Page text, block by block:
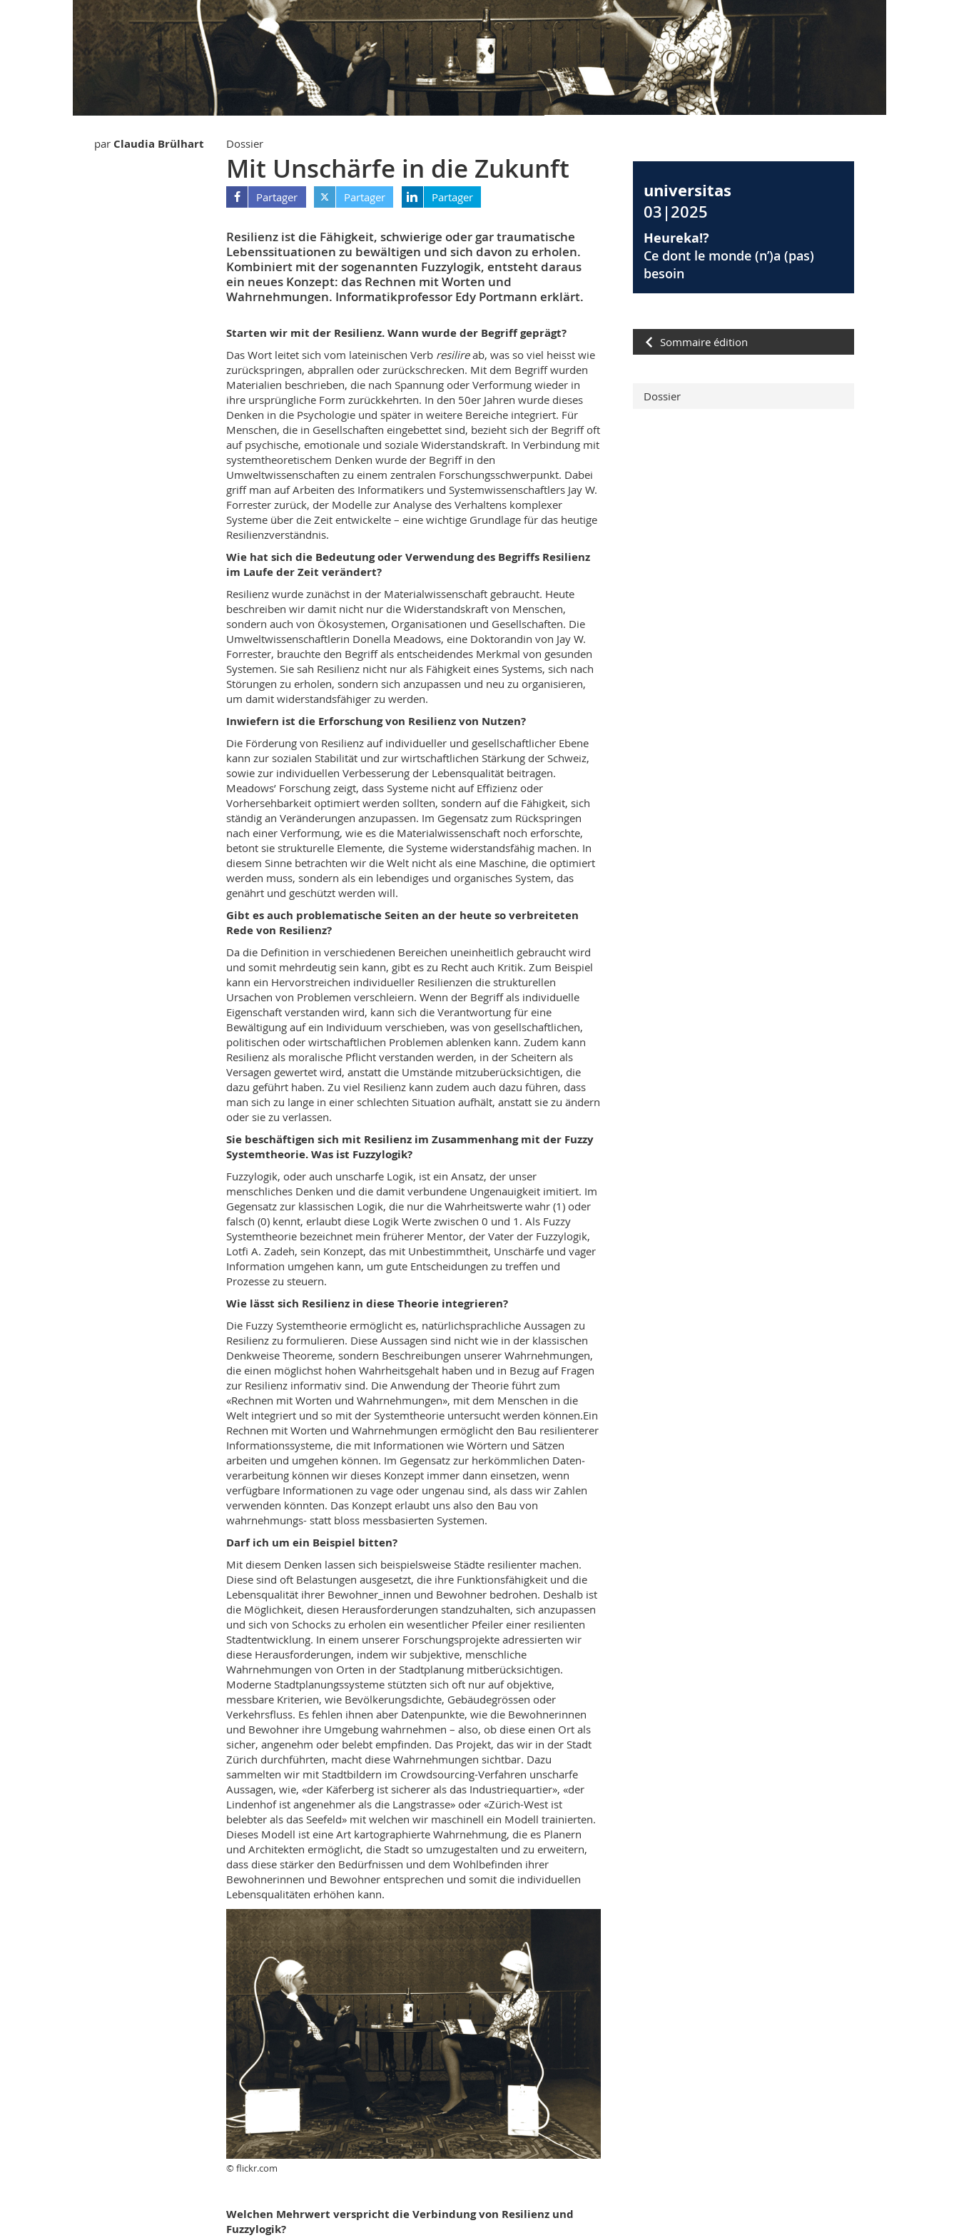
par Claudia Brülhart Dossier
Mit Unschärfe in die Zukunft
Partager Partager Partager
Resilienz ist die Fähigkeit, schwierige oder gar traumatische
Lebens­situationen zu bewältigen und sich davon zu erholen.
Kombiniert mit der sogenannten Fuzzylogik, entsteht daraus
ein neues Konzept: das Rechnen mit Worten und
Wahrnehmungen. Informatikprofessor Edy Portmann erklärt.
Starten wir mit der Resilienz. Wann wurde der Begriff geprägt?
Das Wort leitet sich vom lateinischen Verb resilireab, was so viel heisst wie
zurückspringen, abprallen oder zurückschrecken. Mit dem Begriff wurden
Materialien beschrieben, die nach Spannung oder Verformung wieder in
ihre ursprüngliche Form zurückkehrten. In den 50er Jahren wurde dieses
Denken in die Psychologie und später in weitere Bereiche integriert. Für
Menschen, die in Gesellschaften eingebettet sind, bezieht sich der Begriff oft
auf psychische, emotionale und soziale Widerstandskraft. In Verbindung mit
systemtheoretischem Denken wurde der Begriff in den
Umweltwissenschaften zu einem zentralen Forschungsschwerpunkt. Dabei
griff man auf Arbeiten des Informatikers und Systemwissenschaftlers Jay W.
Forrester zurück, der Modelle zur Analyse des Verhaltens komplexer
Systeme über die Zeit entwickelte – eine wichtige Grundlage für das heutige
Resilienzverständnis.
Wie hat sich die Bedeutung oder Verwendung des Begriffs Resilienz
im Laufe der Zeit verändert?
Resilienz wurde zunächst in der Materialwissenschaft gebraucht. Heute
beschreiben wir damit nicht nur die Widerstandskraft von Menschen,
sondern auch von Ökosystemen, Organisationen und Gesellschaften. Die
Umweltwissenschaftlerin Donella Meadows, eine Doktorandin von Jay W.
Forrester, brauchte den Begriff als entscheidendes Merkmal von gesunden
Systemen. Sie sah Resilienz nicht nur als Fähigkeit eines Systems, sich nach
Störungen zu erholen, sondern sich anzupassen und neu zu organisieren,
um damit widerstandsfähiger zu werden.
Inwiefern ist die Erforschung von Resilienz von Nutzen?
Die Förderung von Resilienz auf individueller und gesellschaftlicher Ebene
kann zur sozialen Stabilität und zur wirtschaftlichen Stärkung der Schweiz,
sowie zur individuellen Verbesserung der Lebensqualität beitragen.
Meadows’ Forschung zeigt, dass Systeme nicht auf Effizienz oder
Vorhersehbarkeit optimiert werden sollten, sondern auf die Fähigkeit, sich
ständig an Veränderungen anzupassen. Im Gegensatz zum Rückspringen
nach einer Verformung, wie es die Materialwissenschaft noch erforschte,
betont sie strukturelle Elemente, die Systeme widerstandsfähig machen. In
diesem Sinne betrachten wir die Welt nicht als eine Maschine, die optimiert
werden muss, sondern als ein lebendiges und organisches System, das
genährt und geschützt werden will.
Gibt es auch problematische Seiten an der heute so verbreiteten
Rede von Resilienz?
Da die Definition in verschiedenen Bereichen uneinheitlich gebraucht wird
und somit mehrdeutig sein kann, gibt es zu Recht auch Kritik. Zum Beispiel
kann ein Hervorstreichen individueller Resilienzen die strukturellen
Ursachen von Problemen verschleiern. Wenn der Begriff als individuelle
Eigenschaft verstanden wird, kann sich die Verantwortung für eine
Bewältigung auf ein Individuum verschieben, was von gesellschaftlichen,
politischen oder wirtschaftlichen Problemen ablenken kann. Zudem kann
Resilienz als moralische Pflicht verstanden werden, in der Scheitern als
Versagen gewertet wird, anstatt die Umstände mitzuberücksichtigen, die
dazu geführt haben. Zu viel Resilienz kann zudem auch dazu führen, dass
man sich zu lange in einer schlechten Situation aufhält, anstatt sie zu ändern
oder sie zu verlassen.
Sie beschäftigen sich mit Resilienz im Zusammenhang mit der Fuzzy
Systemtheorie. Was ist Fuzzylogik?
Fuzzylogik, oder auch unscharfe Logik, ist ein Ansatz, der unser
menschliches Denken und die damit verbundene Ungenauigkeit imitiert. Im
Gegensatz zur klassischen Logik, die nur die Wahrheitswerte wahr (1) oder
falsch (0) kennt, erlaubt diese Logik Werte zwischen 0 und 1. Als Fuzzy
Systemtheorie bezeichnet mein früherer Mentor, der Vater der Fuzzylogik,
Lotfi A. Zadeh, sein Konzept, das mit Unbestimmtheit, Unschärfe und vager
Information umgehen kann, um gute Entscheidungen zu treffen und
Prozesse zu steuern.
Wie lässt sich Resilienz in diese Theorie integrieren?
Die Fuzzy Systemtheorie ermöglicht es, natürlichsprach­liche Aussagen zu
Resilienz zu formulieren. Diese Aussagen sind nicht wie in der klassischen
Denkweise Theoreme, sondern Beschreibungen unserer Wahrnehmungen,
die einen möglichst hohen Wahrheitsgehalt haben und in Bezug auf Fragen
zur Resilienz informativ sind. Die Anwendung der Theorie führt zum
«Rechnen mit Worten und Wahrnehmungen», mit dem Menschen in die
Welt integriert und so mit der Systemtheorie untersucht werden können.Ein
Rechnen mit Worten und Wahrnehmungen ermöglicht den Bau resilienterer
Informationssysteme, die mit Informationen wie Wörtern und Sätzen
arbeiten und umgehen können. Im Gegensatz zur herkömmlichen Daten­
verarbeitung können wir dieses Konzept immer dann einsetzen, wenn
verfügbare Informationen zu vage oder ungenau sind, als dass wir Zahlen
verwenden könnten. Das Konzept erlaubt uns also den Bau von
wahrnehmungs- statt bloss messbasierten Systemen.
Darf ich um ein Beispiel bitten?
Mit diesem Denken lassen sich beispielsweise Städte resilienter machen.
Diese sind oft Belastungen ausgesetzt, die ihre Funktionsfähigkeit und die
Lebensqualität ihrer Bewohner_innen und Bewohner bedrohen. Deshalb ist
die Möglichkeit, diesen Herausforderungen standzuhalten, sich anzupassen
und sich von Schocks zu erholen ein wesentlicher Pfeiler einer resilienten
Stadtentwicklung. In einem unserer Forschungsprojekte adressierten wir
diese Herausforderungen, indem wir subjektive, menschliche
Wahrnehmungen von Orten in der Stadtplanung mitberücksichtigen.
Moderne Stadt­pla­nu­ng­s­­systeme stützten sich oft nur auf objektive,
messbare Kriterien, wie Bevölkerungsdichte, Gebäudegrössen oder
Verkehrsfluss. Es fehlen ihnen aber Datenpunkte, wie die Bewohnerinnen
und Bewohner ihre Umgebung wahrnehmen – also, ob diese einen Ort als
sicher, angenehm oder belebt empfinden. Das Projekt, das wir in der Stadt
Zürich durchführten, macht diese Wahrnehmungen sichtbar. Dazu
sammelten wir mit Stadtbildern im Crowdsourcing-Verfahren unscharfe
Aussagen, wie, «der Käferberg ist sicherer als das Industriequartier», «der
Lindenhof ist angenehmer als die Langstrasse» oder «Zürich-West ist
belebter als das Seefeld» mit welchen wir maschinell ein Modell trainierten.
Dieses Modell ist eine Art kartographierte Wahrnehmung, die es Planern
und Architekten ermöglicht, die Stadt so umzugestalten und zu erweitern,
dass diese stärker den Bedürfnissen und dem Wohlbefinden ihrer
Bewohnerinnen und Bewohner entsprechen und somit die individuellen
Lebens­qualitäten erhöhen kann.
© flickr.com
Welchen Mehrwert verspricht die Verbindung von Resilienz und
Fuzzylogik?
universitas
03|2025
Heureka!?
Ce dont le monde (n’)a (pas)
besoin
Sommaire édition
Dossier